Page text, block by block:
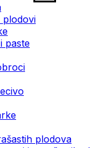
plodovi
paste
plodova